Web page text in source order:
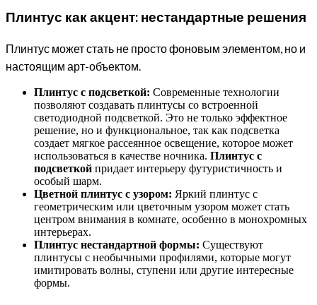
Плинтус как акцент: нестандартные решения
Плинтус может стать не просто фоновым элементом, но и
настоящим арт-объектом.
Плинтус с подсветкой: Современные технологии
позволяют создавать плинтусы со встроенной
светодиодной подсветкой. Это не только эффектное
решение, но и функциональное, так как подсветка
создает мягкое рассеянное освещение, которое может
использоваться в качестве ночника. Плинтус с
подсветкой придает интерьеру футуристичность и
особый шарм.
Цветной плинтус с узором: Яркий плинтус с
геометрическим или цветочным узором может стать
центром внимания в комнате, особенно в монохромных
интерьерах.
Плинтус нестандартной формы: Существуют
плинтусы с необычными профилями, которые могут
имитировать волны, ступени или другие интересные
формы.